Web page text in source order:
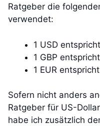
Ratgeber die
verwendet:
1 USD
1 GBP
1 EUR
Sofern nicht anders
Ratgeber für US-
habe ich zusätzlich